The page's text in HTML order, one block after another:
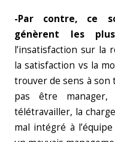
-Par contre, ce
génèrent les
l’insatisfaction sur la
la satisfaction vs la
trouver de sens à son
pas être
télétravailler, la
mal intégré à